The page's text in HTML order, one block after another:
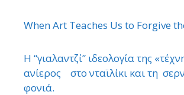
When Art Teaches Us to Forgive
Η “γιαλαντζί” ιδεολογία της
ανίερος στο νταϊλίκι και τη
φονιά.